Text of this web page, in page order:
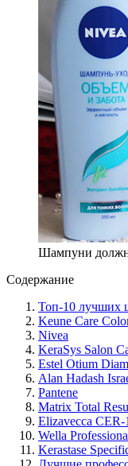
Шампуни
Содержание
Топ-10 лучших
Keune Care
Nivea
KeraSys Salon
Estel Otium
Alan Hadash
Pantene
Matrix Total
Elizavecca
Wella
Kerastase